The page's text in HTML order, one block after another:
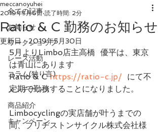
全ての記事
お知らせ
ワークショップ
レース活動
コラム(独り言)
メンテナンス
商品紹介
キャンペーン
Ratio & C 勤務のお知らせ
meccanoyuhei
2019年5月6日 読了時間: 2分
更新日：2019年5月30日
5月よりLimbo店主高橋  優平は、東京
は青山にあります
Ratio & C https://ratio-c.jp/
  にて不
定期で勤務することになりました。
Limbocyclingの実店舗が叶うまでの
間、ブリヂストンサイクル株式会社様